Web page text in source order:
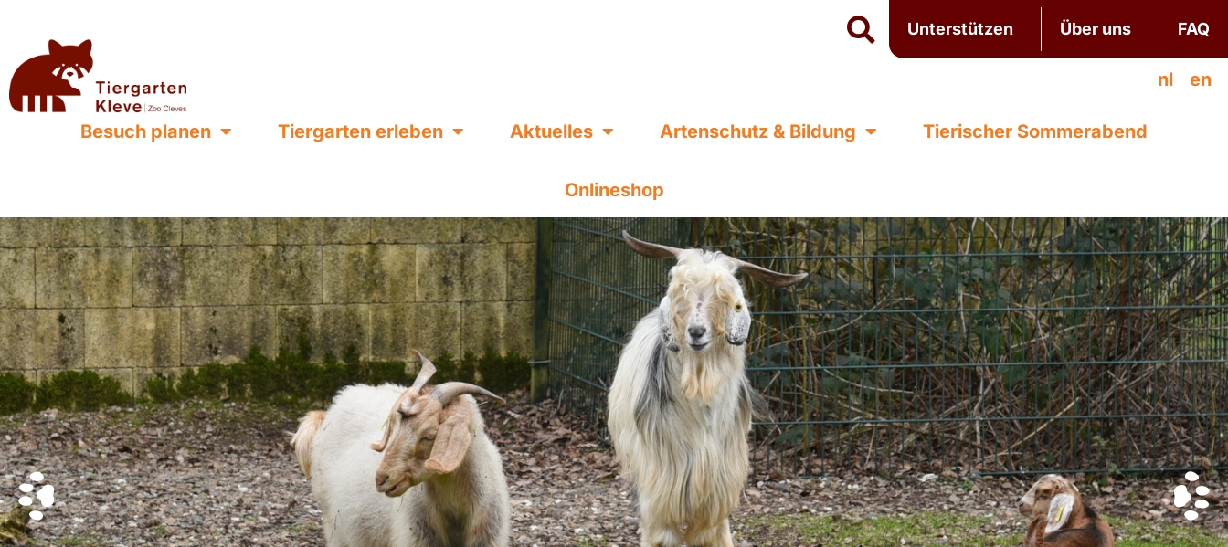
Unterstützen Über uns FAQ
nl en
Besuch planen Tiergarten erleben Aktuelles Artenschutz & Bildung Tierischer Sommerabend
Onlineshop